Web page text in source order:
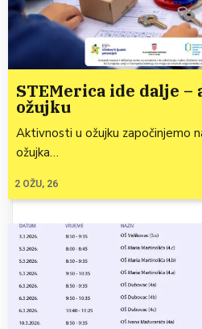
STEMerica ide dalje
ožujku
2 OŽU, 26
Aktivnosti u ožujku započinjemo
ožujka…